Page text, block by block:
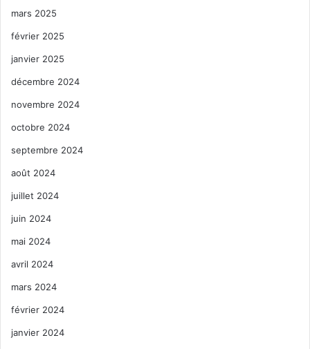
mars 2025
février 2025
janvier 2025
décembre 2024
novembre 2024
octobre 2024
septembre 2024
août 2024
juillet 2024
juin 2024
mai 2024
avril 2024
mars 2024
février 2024
janvier 2024